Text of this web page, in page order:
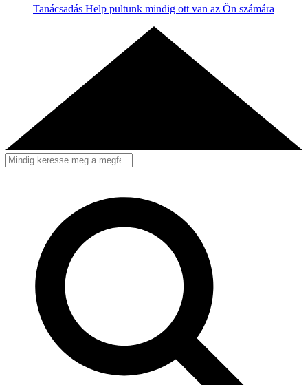
Tanácsadás Help pultunk mindig ott van az Ön számára